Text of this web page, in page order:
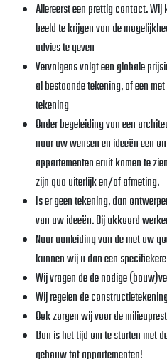
Allereerst een prettig contact.
beeld te krijgen van de
advies te geven
Vervolgens volgt een globale
al bestaande tekening, of een
tekening
Onder begeleiding van een
naar uw wensen en ideeën een
appartementen eruit komen te
zijn qua uiterlijk en/of afmeting.
Is er geen tekening, dan
van uw ideeën. Bij akkoord
Naar aanleiding van de met uw
kunnen wij u dan een
Wij vragen de de nodige
Wij regelen de
Ook zorgen wij voor de
Dan is het tijd om te starten met